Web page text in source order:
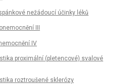
nežádoucí účinky léků
III
IV
proximální (pletencové) svalové
roztroušené sklerózy